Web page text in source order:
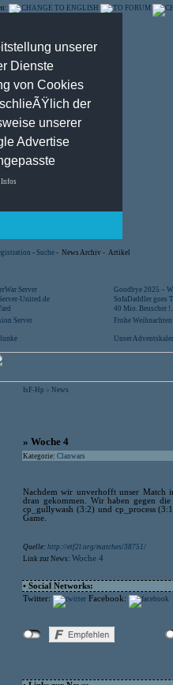
unserer
Dienste
von Cookies
der
unserer
Advertise
- Suche - News Archiv - Artikel
Server
Goodbye 2025 –
United.de
SofaDaddler goes
40 Mio. Beuscher
Server
Frohe
Unser
IsF-Hp > News
» Woche 4
Kategorie: Clanwars
Nachdem wir unverhofft unser Match
dran gekommen. Wir haben gegen
cp_gullywash (3:2) und cp_process
Game.
Quelle: http://etf2l.org/matches/38751/
Link zur News: Woche 4
• Social Networks:
Twitter:
Facebook: